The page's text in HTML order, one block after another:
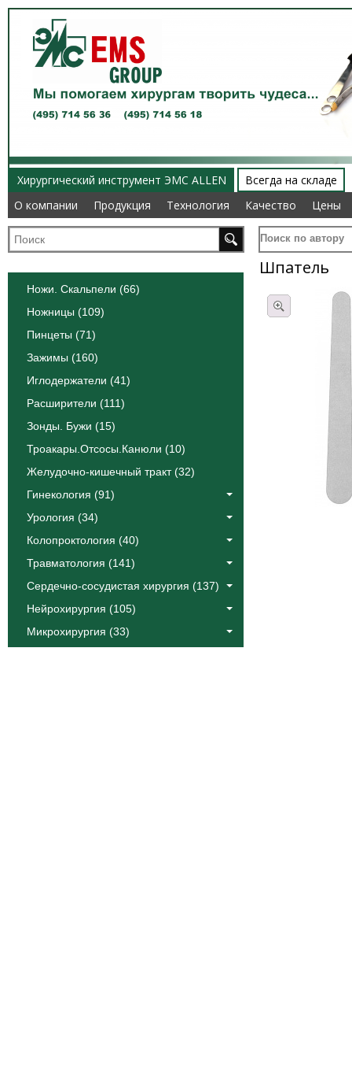
Хирургический инструмент ЭМС ALLEN
О компании
Продукция Технология Качество Цены
Всегда на складе
О компании
Продукция Технология Качество Цены
Поиск по автору
Ножи. Скальпели (66)
Ножницы (109)
Пинцеты (71)
Зажимы (160)
Иглодержатели (41)
Расширители (111)
Зонды. Бужи (15)
Троакары.Отсосы.Канюли (10)
Желудочно-кишечный тракт (32)
Гинекология (91)
Урология (34)
Колопроктология (40)
Травматология (141)
Сердечно-сосудистая хирургия (137)
Нейрохирургия (105)
Микрохирургия (33)
Шпатель